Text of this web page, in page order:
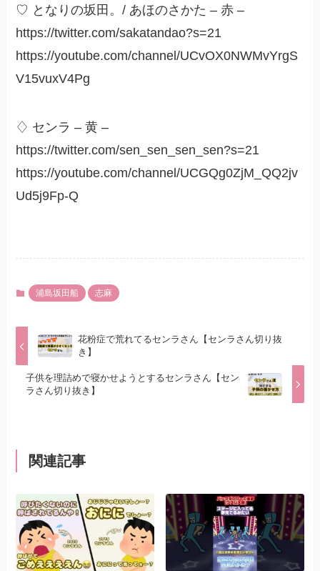
♡ となりの坂田。/ あほのさかた – 赤 –
https://twitter.com/sakatandao?s=21
https://youtube.com/channel/UCvOX0NWMvYrgS
V15vuxV4Pg
♢ センラ – 黄 –
https://twitter.com/sen_sen_sen_sen?s=21
https://youtube.com/channel/UCGQg0ZjM_QQ2jv
Ud5j9Fp-Q
浦島坂田船 志麻
花粉症で荒れてるセンラさん【センラさん切り抜
き】
子供を理詰めで寝かせようとするセンラさん【セン
ラさん切り抜き】
関連記事